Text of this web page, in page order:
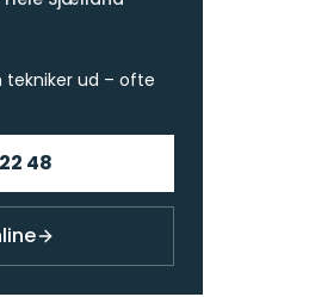
tekniker ud – ofte
48